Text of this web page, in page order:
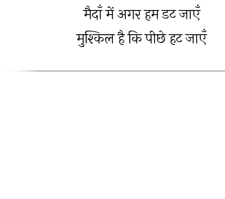
मैदाँ में अगर हम डट जाएँ
मुश्किल है कि पीछे हट जाएँ